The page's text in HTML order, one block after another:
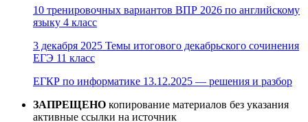
10 тренировочных вариантов ВПР 2026 по английскому
языку 4 класс
3 декабря 2025 Темы итогового декабрьского сочинения
ЕГЭ 11 класс
ЕГКР по информатике 13.12.2025 — решения и разбор
ЗАПРЕЩЕНО копирование материалов без указания
активные ссылки на источник